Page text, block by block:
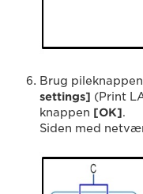
Brug
settings] (Print
knappen [OK].
Siden med